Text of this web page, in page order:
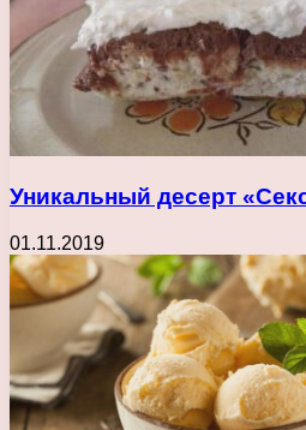
Уникальный десерт
01.11.2019